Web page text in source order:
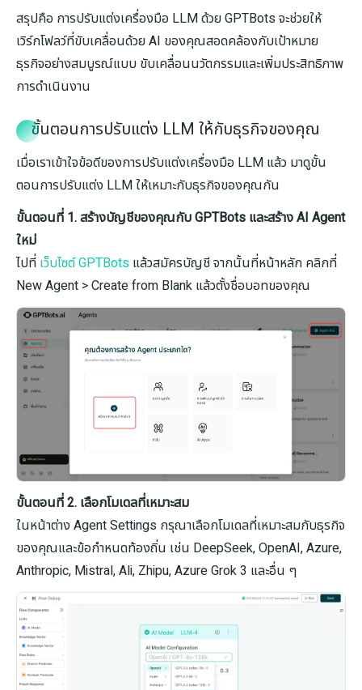
สรุปคือ การปรับแต่งเครื่องมือ LLM ด้วย GPTBots จะช่วยให้
เวิร์กโฟลว์ที่ขับเคลื่อนด้วย AI ของคุณสอดคล้องกับเป้าหมาย
ธุรกิจอย่างสมบูรณ์แบบ ขับเคลื่อนนวัตกรรมและเพิ่มประสิทธิภาพ
การดำเนินงาน
ขั้นตอนการปรับแต่ง LLM ให้กับธุรกิจของคุณ
เมื่อเราเข้าใจข้อดีของการปรับแต่งเครื่องมือ LLM แล้ว มาดูขั้น
ตอนการปรับแต่ง LLM ให้เหมาะกับธุรกิจของคุณกัน
ขั้นตอนที่ 1. สร้างบัญชีของคุณกับ GPTBots และสร้าง AI Agent
ใหม่
ไปที่ เว็บไซต์ GPTBots แล้วสมัครบัญชี จากนั้นที่หน้าหลัก คลิกที่
New Agent > Create from Blank แล้วตั้งชื่อบอทของคุณ
ขั้นตอนที่ 2. เลือกโมเดลที่เหมาะสม
ในหน้าต่าง Agent Settings กรุณาเลือกโมเดลที่เหมาะสมกับธุรกิจ
ของคุณและข้อกำหนดท้องถิ่น เช่น DeepSeek, OpenAI, Azure,
Anthropic, Mistral, Ali, Zhipu, Azure Grok 3 และอื่น ๆ